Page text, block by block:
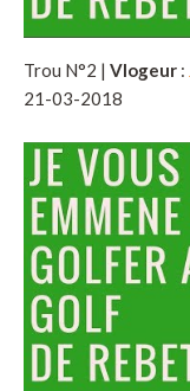
Trou N°2 | Vlogeur :
21-03-2018